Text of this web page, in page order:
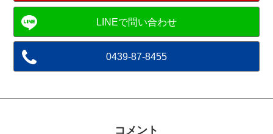
0439-87-8455
コメント